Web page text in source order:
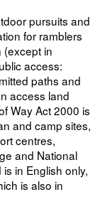
pursuits and
for ramblers
(except in
access:
paths and
access land
Way Act 2000 is
and camp sites,
centres,
and National
in English only,
is also in